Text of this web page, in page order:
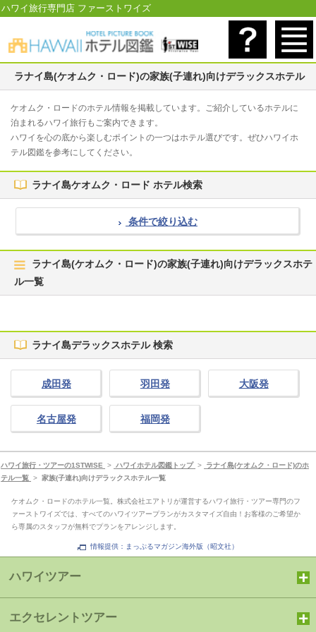
ハワイ旅行専門店 ファーストワイズ
ラナイ島(ケオムク・ロード)の家族(子連れ)向けデラックスホテル
ケオムク・ロードのホテル情報を掲載しています。ご紹介しているホテルに
泊まれるハワイ旅行もご案内できます。
ハワイを心の底から楽しむポイントの一つはホテル選びです。ぜひハワイホ
テル図鑑を参考にしてください。
ラナイ島ケオムク・ロード ホテル検索
条件で絞り込む
ラナイ島(ケオムク・ロード)の家族(子連れ)向けデラックスホテ
ル一覧
ラナイ島デラックスホテル 検索
成田発 羽田発 大阪発
名古屋発 福岡発
ハワイ旅行・ツアーの1STWISE > ハワイホテル図鑑トップ >
ラナイ島(ケオムク・ロード)のホ
テル一覧 >家族(子連れ)向けデラックスホテル一覧
ケオムク・ロードのホテル一覧。株式会社エアトリが運営するハワイ旅行・ツアー専門のフ
ァーストワイズでは、すべてのハワイツアープランがカスタマイズ自由！お客様のご希望か
ら専属のスタッフが無料でプランをアレンジします。
情報提供：まっぷるマガジン海外版（昭文社）
ハワイツアー
エクセレントツアー